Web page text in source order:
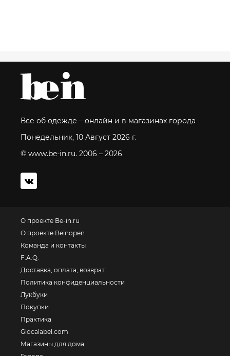
Все об одежде – онлайн и в магазинах города
Понедельник, 10 Август 2026 г.
© www.be-in.ru. 2006 – 2026
О проекте Be-in.ru
О проекте Beinopen
Команда и контакты
F.A.Q.
Доставка, оплата, возврат
Политика конфиденциальности
Лукбуки
Покупки
Практика
Glocalabel.com
Магазины для дома